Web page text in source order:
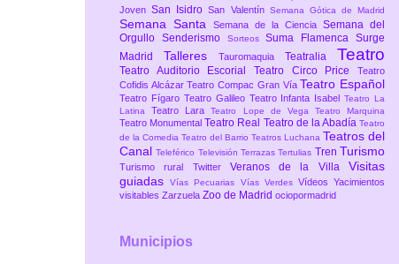
JovenSan IsidroSan Valentín Semana Gótica de Madrid
Semana Santa Semana de la Ciencia Semana del
Orgullo Senderismo SorteosSuma FlamencaSurge
Madrid Talleres Tauromaquia Teatralia Teatro
Teatro Auditorio Escorial Teatro Circo Price Teatro
Cofidis AlcázarTeatro Compac Gran Vía Teatro Español
Teatro Fígaro Teatro Galileo Teatro Infanta IsabelTeatro La
Latina Teatro LaraTeatro Lope de Vega Teatro Marquina
Teatro Monumental Teatro Real Teatro de la Abadía Teatro
de la Comedia Teatro del Barrio Teatros Luchana Teatros del
CanalTeleférico TelevisiónTerrazasTertulias Tren Turismo
Turismo rural Twitter Veranos de la VillaVisitas
guiadasVías Pecuarias Vías Verdes VídeosYacimientos
visitables Zarzuela Zoo de Madrid ociopormadrid
Municipios